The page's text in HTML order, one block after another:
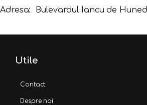
Adresa: Bulevardul Iancu de
Utile
Contact
Despre noi